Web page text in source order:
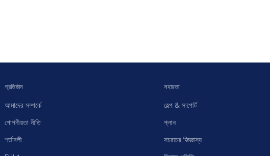
প্রতিষ্ঠান
আমাদের সম্পর্কে
গোপনীয়তা নীতি
শর্তাবলী
সহায়তা
হেল্প & সাপোর্ট
প্লান
সচরাচর জিজ্ঞাস্য